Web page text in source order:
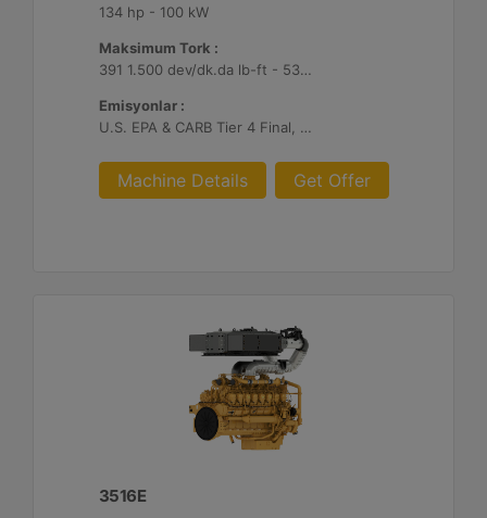
134 hp - 100 kW
Maksimum Tork :
391 1.500 dev/dk.da lb-ft - 530 1.500 dev/dk.da Nm
Emisyonlar :
U.S. EPA & CARB Tier 4 Final, EU Stage V
Machine Details Get Offer
3516E